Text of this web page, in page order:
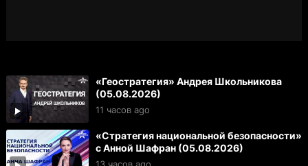
«Геостратегия» Андрея Школьникова
(05.08.2026)
11 часов ago
«Стратегия национальной безопасности»
с Анной Шафран (05.08.2026)
13 часов ago